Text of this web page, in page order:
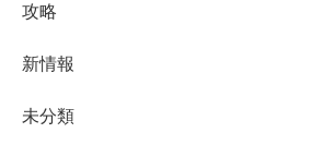
攻略
新情報
未分類